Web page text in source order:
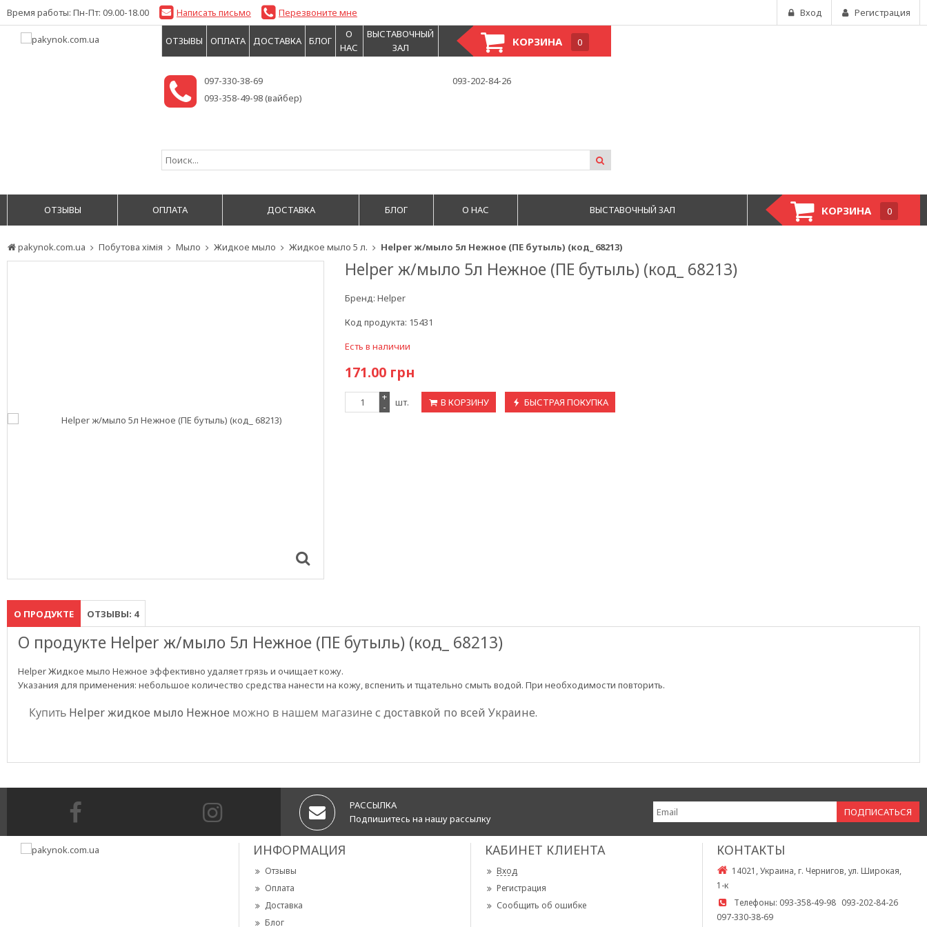
pakynok.com.ua Побутова хімія Мыло Жидкое мыло Жидкое мыло 5 л. Helper ж/мыло 5л Нежное (ПЕ бутыль) (код_ 68213)
Helper ж/мыло 5л Нежное (ПЕ бутыль) (код_ 68213)
Бренд: Helper
Код продукта: 15431
Есть в наличии
171.00 грн
+
-
шт. В КОРЗИНУ БЫСТРАЯ ПОКУПКА
О ПРОДУКТЕ ОТЗЫВЫ: 4
О продукте Helper ж/мыло 5л Нежное (ПЕ бутыль) (код_ 68213)
HelperЖидкое мыло Нежное эффективно удаляет грязь и очищает кожу.
Указания для применения: небольшое количество средства нанести на кожу, вспенить и тщательно смыть водой. При необходимости повторить.
Купить Helper жидкое мыло Нежное можно в нашем магазине с доставкой по всей Украине.
Время работы: Пн-Пт: 09.00-18.00 Написать письмо Перезвоните мне Вход Регистрация
ОТЗЫВЫ ОПЛАТА ДОСТАВКА БЛОГ
О
НАС
ВЫСТАВОЧНЫЙ
ЗАЛ
КОРЗИНА 0
097-330-38-69
093-358-49-98 (вайбер)
093-202-84-26
ОТЗЫВЫ ОПЛАТА ДОСТАВКА БЛОГ О НАС ВЫСТАВОЧНЫЙ ЗАЛ КОРЗИНА 0
РАССЫЛКА
Подпишитесь на нашу рассылку
ИНФОРМАЦИЯ
Отзывы
Оплата
Доставка
Блог
КАБИНЕТ КЛИЕНТА
Вход
Регистрация
Сообщить об ошибке
КОНТАКТЫ
14021, Украина, г. Чернигов, ул. Широкая,
1-к
Телефоны: 093-358-49-98 093-202-84-26
097-330-38-69